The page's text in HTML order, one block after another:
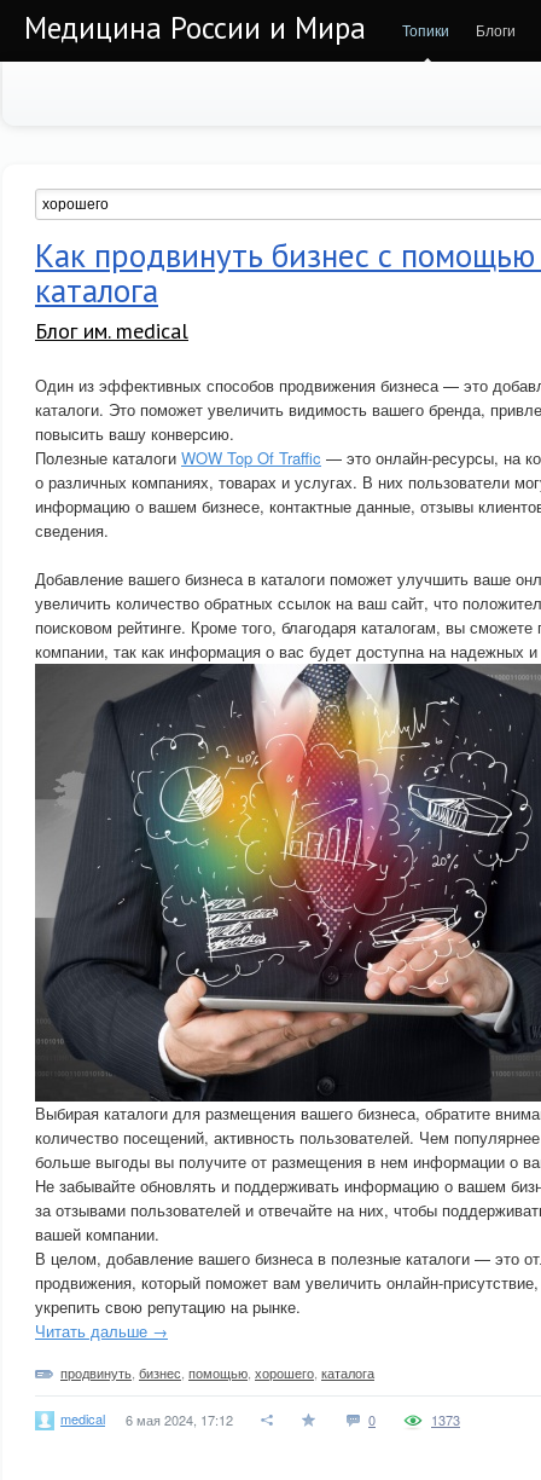
Медицина России и Мира Топики Блоги
Как продвинуть бизнес с
каталога
Блог им. medical
Один из эффективных способов продвижения бизнеса — это
каталоги. Это поможет увеличить видимость вашего бренда,
повысить вашу конверсию.
Полезные каталоги WOW Top Of Traffic — это онлайн-ресурсы, на
о различных компаниях, товарах и услугах. В них пользователи
информацию о вашем бизнесе, контактные данные, отзывы
сведения.
Добавление вашего бизнеса в каталоги поможет улучшить ваше
увеличить количество обратных ссылок на ваш сайт, что
поисковом рейтинге. Кроме того, благодаря каталогам, вы
компании, так как информация о вас будет доступна на надежных
Выбирая каталоги для размещения вашего бизнеса, обратите
количество посещений, активность пользователей. Чем
больше выгоды вы получите от размещения в нем информации о
Не забывайте обновлять и поддерживать информацию о вашем
за отзывами пользователей и отвечайте на них, чтобы
вашей компании.
В целом, добавление вашего бизнеса в полезные каталоги — это
продвижения, который поможет вам увеличить онлайн-
укрепить свою репутацию на рынке.
Читать дальше →
продвинуть бизнес помощью хорошего каталога
medical 6 мая 2024, 17:12 0 1373